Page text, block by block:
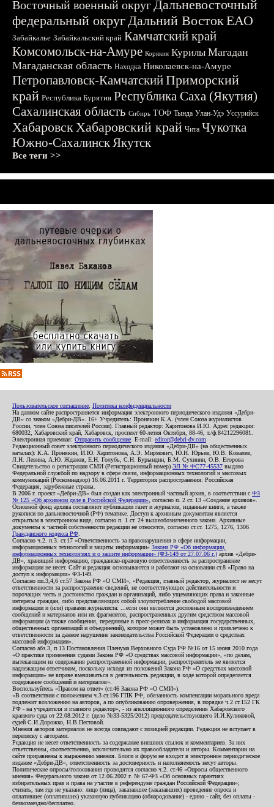
Восточный военный округДальневосточный
федеральный округДальний ВостокЕАО
Забайкалье Забайкальский край Камчатский край
Комсомольск-на-Амуре Корякия Курилы Магадан
Магаданская область Находка Николаевск-на-Амуре
Петропавловск-КамчатскийПриморский
край Республика Бурятия Республика Саха (Якутия)
Сахалинская область Сибирь ТОФ Тында Улан-Удэ Уссурийск
ХабаровскХабаровский край Чита Чукотка
Южно-СахалинскЯкутск
Все теги >>
Пользовательское соглашение Политика конфиденциальности
На данном сайте распространяется информация электронного периодического издания «Дебри-
ДВ» со знаком «Дебри-ДВ». 16+ Учредитель: Пронякин К.А. (член Союза журналистов
России, член Союза писателей России). Главный редактор: Харитонова И.Ю. Адрес редакции:
680032, Хабаровский край, Хабаровск, проспект 60-летия Октября, 88-46, т./ф.84212296081.
Электронная приемная: Отправить сообщение . E-mail: editor@debri-dv.com
Редакционный совет электронного периодического издания «Дебри-ДВ» (на общественных
началах): К.А. Пронякин, И.Ю. Харитонова, А.Э. Мирмович, Ю.Н. Юрьев, Ю.В. Ковалев,
Л.Н. Левина, А.Ю. Жданов, Е.Н. Голубь, С.Н. Бурындин, Б.М. Сухинин, О.В. Егорова
Свидетельство о регистрации СМИ (Регистрационный номер) ЭЛ № ФС77-45537 выдано
Федеральной службой по надзору в сфере связи, информационных технологий и массовых
коммуникаций (Роскомнадзор) 16.06.2011 г. Территория распространения: Российская
Федерация, зарубежные страны.
В 2006 г. проект «Дебри-ДВ» был создан как электронный частный архив, в соответствии с ФЗ
№ 125 «Об архивном деле в Российской Федерации» , согласно п. 2 ст. 13 «Создание архивов».
Основной фонд архива составляют публикации газет и журналов, изданные книги, а также
рукописи по дальневосточной (РФ) тематике. Доступ к архивным документам является
открытым в электронном виде, согласно п. 1 ст. 24 вышеобозначенного закона. Архивные
документы к частной собственности редакции не относятся, согласно ст.ст. 1275, 1276, 1306
Гражданского кодекса РФ
Согласно ч.2. п.3. ст.17 «Ответственность за правонарушения в сфере информации,
информационных технологий и защиты информации» Закона РФ «Об информации,
информационных технологиях и о защите информации» (ФЗ-149 от 27.07.06 г.) архив «Дебри-
ДВ», хранящий информацию, гражданско-правовую ответственность за распространение
информации не несет. Сайт и редакция основываются и работают на основании ст.8 «Право на
доступ к информации» ФЗ-149.
Согласно пп.3,4,6 ст.57 Закона РФ «О СМИ», «Редакция, главный редактор, журналист не несут
ответственности за распространение сведений, не соответствующих действительности и
порочащих честь и достоинство граждан и организаций, либо ущемляющих права и законные
интересы граждан, либо представляющих собой злоупотребление свободой массовой
информации и (или) правами журналиста: ...если они являются дословным воспроизведением
сообщений и материалов или их фрагментов, распространенных другим средством массовой
информации (а также сообщения, переданные в пресс-релизах и информация государственных,
общественных организаций и объединений), которое может быть установлено и привлечено к
ответственности за данное нарушение законодательства Российской Федерации о средствах
массовой информации».
Согласно абз.3, п.13 Постановления Пленума Верховного Суда РФ №16 от 15 июня 2010 года
«О практике применения судами Закона РФ «О средствах массовой информации», «по делам,
вытекающим из содержания распространенной информации, распространитель не является
надлежащим ответчиком, поскольку исходя из положений Закона РФ «О средствах массовой
информации» не вправе вмешиваться в деятельность редакции, в ходе которой определяется
содержание сообщений и материалов».
Воспользуйтесь «Правом на ответ» (ст.46 Закона РФ «О СМИ»).
«В соответствии с положением ч.3 ст.196 ГПК РФ, обязанность компенсации морального вреда
подлежит возложению на авторов, а по опубликованию опровержения, в порядке ч.2 ст.152 ГК
РФ - на учредителя и главного редактор», - из апелляционного определения Хабаровского
краевого суда от 22.08.2012 г. (дело №33-5325/2012) председательствующего И.И.Куликовой,
судей С.И.Дорожко, Н.В.Пестовой.
Мнения авторов материалов не всегда совпадают с позицией редакции. Редакция не вступает в
переписку с авторами.
Редакция не несет ответственность за содержание внешних ссылок и комментариев. За них
ответственны, соответственно, исключительно их правообладатели и авторы. Комментарии на
сайте приравнены к выражению мнения. Блоги и форум не входят в электронное периодическое
издание «Дебри-ДВ», ответственность за достоверность и наполняемость несут авторы.
Политические опросы/голосования проводятся согласно ч.2. ст.46 «Опросы общественного
мнения» Федерального закона от 12.06.2002 г. № 67-ФЗ «Об основных гарантиях
избирательных прав и права на участие в референдуме граждан Российской Федерации»;
считать, там где не указано: лицо (лица), заказавшее (заказавших) проведение опроса и
оплатившее (оплативших) указанную публикацию (обнародование) - едино - сайт, без оплаты -
безвозмездно/бесплатно.